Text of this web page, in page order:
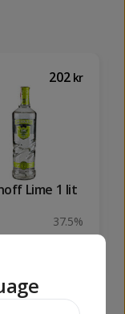
202 kr
Lime 1 lit
37.5%